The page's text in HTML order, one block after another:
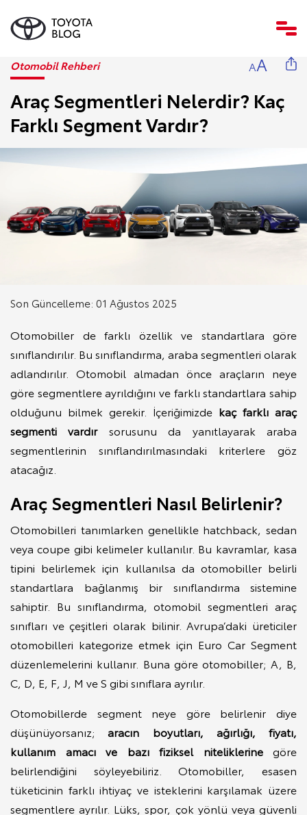
Otomobil Rehberi AA
Araç Segmentleri Nelerdir? Kaç
Farklı Segment Vardır?
Son Güncelleme: 01 Ağustos 2025
Otomobiller de farklı özellik ve standartlara göre
sınıflandırılır. Bu sınıflandırma, araba segmentleri olarak
adlandırılır. Otomobil almadan önce araçların neye
göre segmentlere ayrıldığını ve farklı standartlara sahip
olduğunu bilmek gerekir. İçeriğimizde kaç farklı araç
segmenti vardırsorusunu da yanıtlayarak araba
segmentlerinin sınıflandırılmasındaki kriterlere göz
atacağız.
Araç Segmentleri Nasıl Belirlenir?
Otomobilleri tanımlarken genellikle hatchback, sedan
veya coupe gibi kelimeler kullanılır. Bu kavramlar, kasa
tipini belirlemek için kullanılsa da otomobiller belirli
standartlara bağlanmış bir sınıflandırma sistemine
sahiptir. Bu sınıflandırma, otomobil segmentleri araç
sınıfları ve çeşitleri olarak bilinir. Avrupa’daki üreticiler
otomobilleri kategorize etmek için Euro Car Segment
düzenlemelerini kullanır. Buna göre otomobiller; A, B,
C, D, E, F, J, M ve S gibi sınıflara ayrılır.
Otomobillerde segment neye göre belirlenir diye
düşünüyorsanız;aracın boyutları, ağırlığı, fiyatı,
kullanım amacı ve bazı fiziksel niteliklerinegöre
belirlendiğini söyleyebiliriz. Otomobiller, esasen
tüketicinin farklı ihtiyaç ve isteklerini karşılamak üzere
segmentlere ayrılır. Lüks, spor, çok yönlü veya güvenli